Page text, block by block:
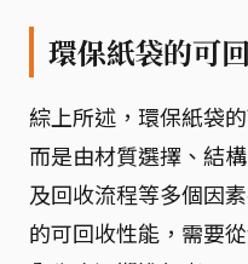
環保紙袋的可
綜上所述，環保紙袋
而是由材質選擇、結
及回收流程等多個因
的可回收性能，需要